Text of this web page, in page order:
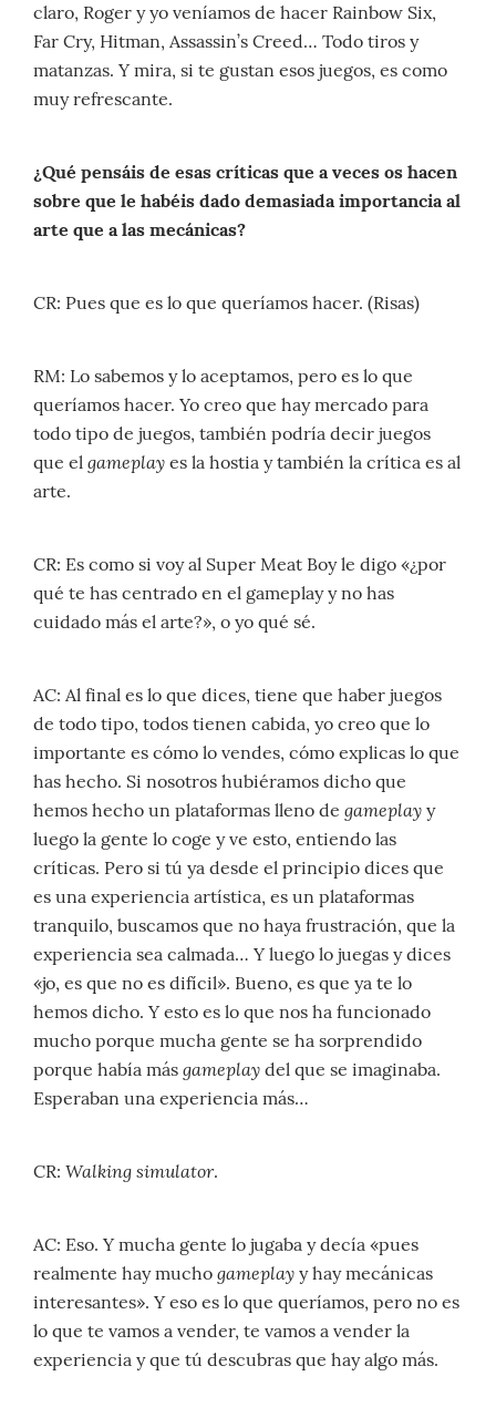
claro, Roger y yo veníamos de hacer Rainbow Six,
Far Cry, Hitman, Assassin’s Creed… Todo tiros y
matanzas. Y mira, si te gustan esos juegos, es como
muy refrescante.
¿Qué pensáis de esas críticas que a veces os hacen
sobre que le habéis dado demasiada importancia al
arte que a las mecánicas?
CR: Pues que es lo que queríamos hacer. (Risas)
RM: Lo sabemos y lo aceptamos, pero es lo que
queríamos hacer. Yo creo que hay mercado para
todo tipo de juegos, también podría decir juegos
que el gameplay es la hostia y también la crítica es al
arte.
CR: Es como si voy al Super Meat Boy le digo «¿por
qué te has centrado en el gameplay y no has
cuidado más el arte?», o yo qué sé.
AC: Al final es lo que dices, tiene que haber juegos
de todo tipo, todos tienen cabida, yo creo que lo
importante es cómo lo vendes, cómo explicas lo que
has hecho. Si nosotros hubiéramos dicho que
hemos hecho un plataformas lleno de gameplay y
luego la gente lo coge y ve esto, entiendo las
críticas. Pero si tú ya desde el principio dices que
es una experiencia artística, es un plataformas
tranquilo, buscamos que no haya frustración, que la
experiencia sea calmada… Y luego lo juegas y dices
«jo, es que no es difícil». Bueno, es que ya te lo
hemos dicho. Y esto es lo que nos ha funcionado
mucho porque mucha gente se ha sorprendido
porque había más gameplay del que se imaginaba.
Esperaban una experiencia más…
CR: Walking simulator.
AC: Eso. Y mucha gente lo jugaba y decía «pues
realmente hay mucho gameplay y hay mecánicas
interesantes». Y eso es lo que queríamos, pero no es
lo que te vamos a vender, te vamos a vender la
experiencia y que tú descubras que hay algo más.